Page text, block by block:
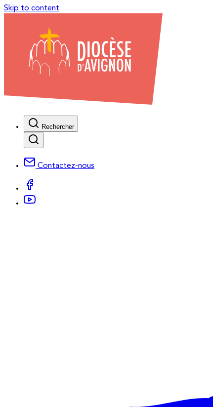
Skip to content
Rechercher
Contactez-nous